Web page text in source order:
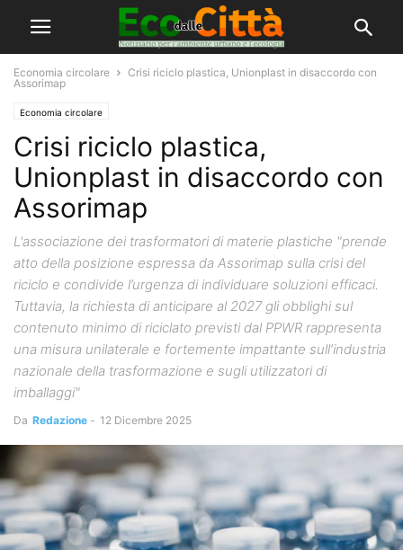
Economia circolare
Crisi riciclo plastica, Unionplast in disaccordo con
Assorimap
Economia circolare
Crisi riciclo plastica,
Unionplast in disaccordo con
Assorimap
L'associazione dei trasformatori di materie plastiche "prende
atto della posizione espressa da Assorimap sulla crisi del
riciclo e condivide l’urgenza di individuare soluzioni efficaci.
Tuttavia, la richiesta di anticipare al 2027 gli obblighi sul
contenuto minimo di riciclato previsti dal PPWR rappresenta
una misura unilaterale e fortemente impattante sull’industria
nazionale della trasformazione e sugli utilizzatori di
imballaggi"
Da Redazione - 12 Dicembre 2025